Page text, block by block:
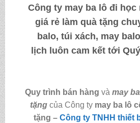
Công ty may ba lô đi
giá rẻ làm quà tặng
balo, túi xách, may
lịch luôn cam kết tới
Quy trình bán hàng và may
tặng của Công ty may ba lô
tặng – Công ty TNHH thiết